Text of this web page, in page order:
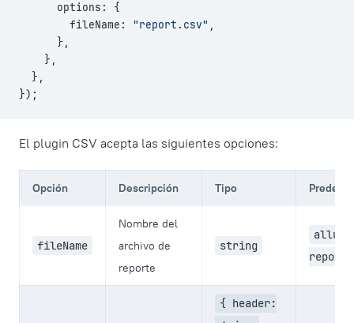
      options: {
        fileName:
"report.csv" ,
      },
    },
  },
});
El plugin CSV acepta las siguientes opciones:
Opción Descripción Tipo
fileName
Nombre del
archivo de
reporte
string
{ header: